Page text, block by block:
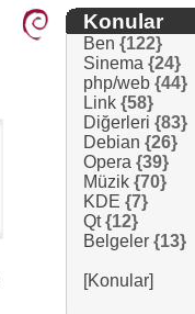
Konular
Ben {122}
Sinema {24}
php/web {44}
Link {58}
Diğerleri {83}
Debian {26}
Opera {39}
Müzik {70}
KDE {7}
Qt {12}
Belgeler {13}
[Konular]